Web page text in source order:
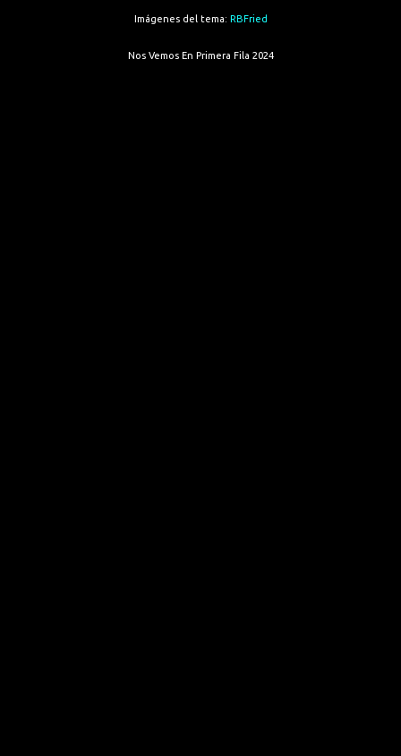
Imágenes del tema: RBFried
Nos Vemos En Primera Fila 2024